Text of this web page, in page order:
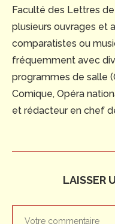
Faculté des Lettres
plusieurs ouvrages et
comparatistes ou
fréquemment avec
programmes de salle
Comique, Opéra
et rédacteur en chef
LAISSER